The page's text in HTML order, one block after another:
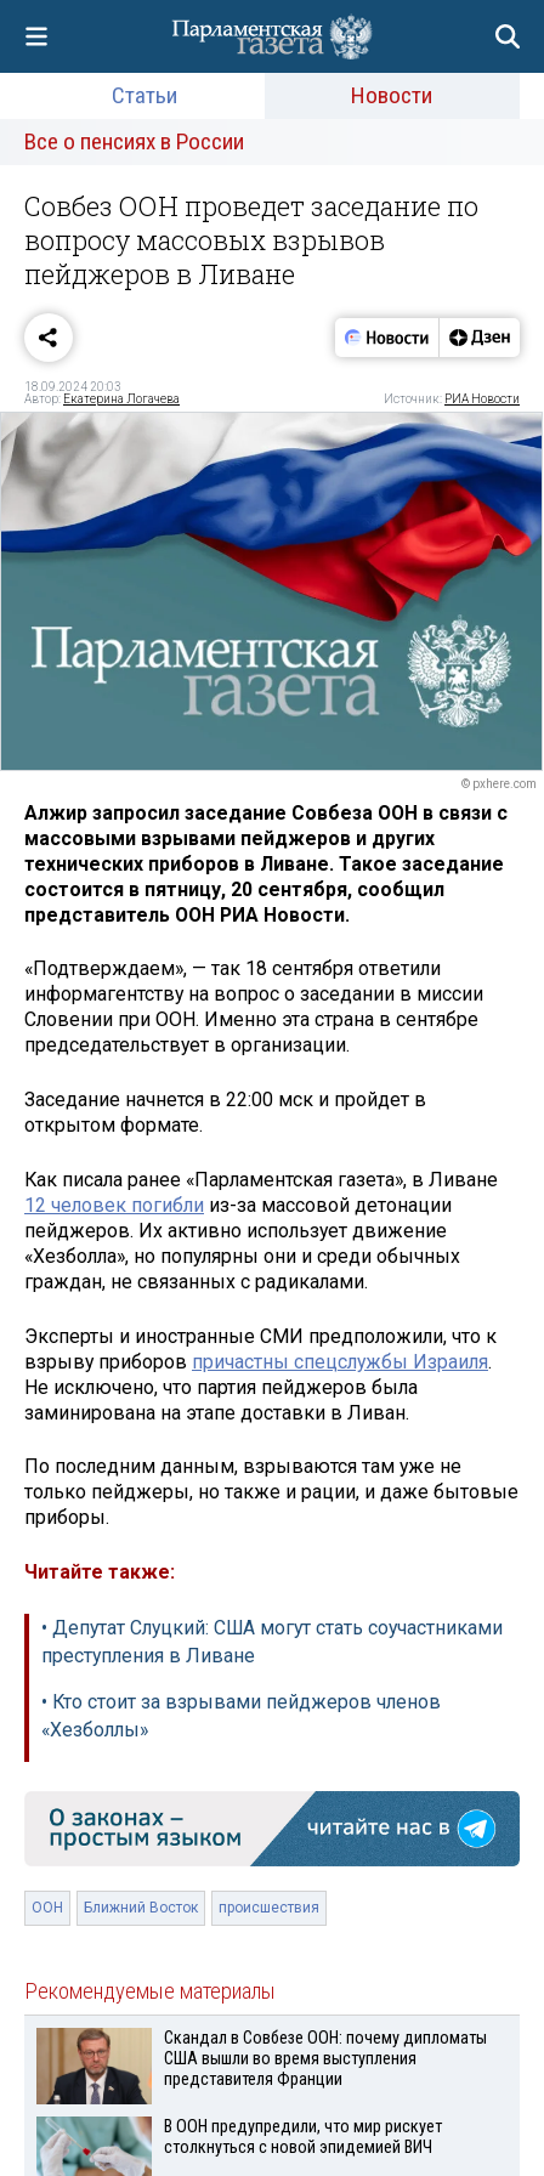
Статьи
Новости
Все о пенсиях в России
Совбез ООН проведет заседание по
вопросу массовых взрывов
пейджеров в Ливане
18.09.2024 20:03
Автор: Екатерина Логачева Источник: РИА Новости
© pxhere.com
Алжир запросил заседание Совбеза ООН в связи с
массовыми взрывами пейджеров и других
технических приборов в Ливане. Такое заседание
состоится в пятницу, 20 сентября, сообщил
представитель ООН РИА Новости.
«Подтверждаем», — так 18 сентября ответили
информагентству на вопрос о заседании в миссии
Словении при ООН. Именно эта страна в сентябре
председательствует в организации.
Заседание начнется в 22:00 мск и пройдет в
открытом формате.
Как писала ранее «Парламентская газета», в Ливане
12 человек погибли из-за массовой детонации
пейджеров. Их активно использует движение
«Хезболла», но популярны они и среди обычных
граждан, не связанных с радикалами.
Эксперты и иностранные СМИ предположили, что к
взрыву приборов причастны спецслужбы Израиля.
Не исключено, что партия пейджеров была
заминирована на этапе доставки в Ливан.
По последним данным, взрываются там уже не
только пейджеры, но также и рации, и даже бытовые
приборы.
Читайте также:
• Депутат Слуцкий: США могут стать соучастниками
преступления в Ливане
• Кто стоит за взрывами пейджеров членов
«Хезболлы»
ООН Ближний Восток происшествия
Рекомендуемые материалы
Скандал в Совбезе ООН: почему дипломаты
США вышли во время выступления
представителя Франции
В ООН предупредили, что мир рискует
столкнуться с новой эпидемией ВИЧ